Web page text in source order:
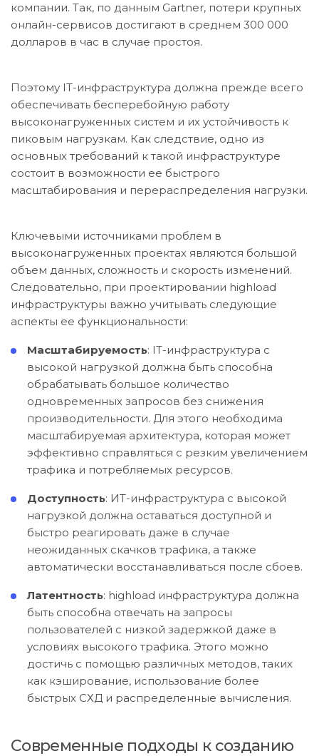
компании. Так, по данным Gartner, потери крупных
онлайн-сервисов достигают в среднем 300 000
долларов в час в случае простоя.
Поэтому IT-инфраструктура должна прежде всего
обеспечивать бесперебойную работу
высоконагруженных систем и их устойчивость к
пиковым нагрузкам. Как следствие, одно из
основных требований к такой инфраструктуре
состоит в возможности ее быстрого
масштабирования и перераспределения нагрузки.
Ключевыми источниками проблем в
высоконагруженных проектах являются большой
объем данных, сложность и скорость изменений.
Следовательно, при проектировании highload
инфраструктуры важно учитывать следующие
аспекты ее функциональности:
Масштабируемость: IT-инфраструктура с
высокой нагрузкой должна быть способна
обрабатывать большое количество
одновременных запросов без снижения
производительности. Для этого необходима
масштабируемая архитектура, которая может
эффективно справляться с резким увеличением
трафика и потребляемых ресурсов.
Доступность: ИТ-инфраструктура с высокой
нагрузкой должна оставаться доступной и
быстро реагировать даже в случае
неожиданных скачков трафика, а также
автоматически восстанавливаться после сбоев.
Латентность: highload инфраструктура должна
быть способна отвечать на запросы
пользователей с низкой задержкой даже в
условиях высокого трафика. Этого можно
достичь с помощью различных методов, таких
как кэширование, использование более
быстрых СХД и распределенные вычисления.
Современные подходы к созданию